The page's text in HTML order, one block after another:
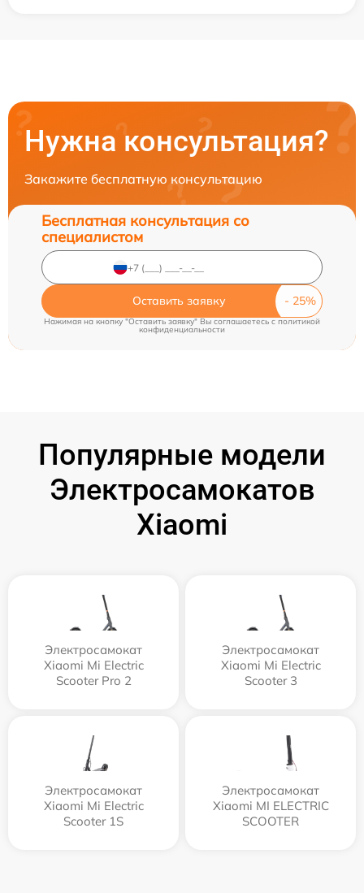
Нужна консультация?
Закажите бесплатную консультацию
Бесплатная консультация со
специалистом
Оставить заявку
Нажимая на кнопку "Оставить заявку" Вы соглашаетесь cполитикой
конфиденциальности
Популярные модели
Электросамокатов
Xiaomi
Электросамокат
Xiaomi Mi Electric
Scooter Pro 2
Электросамокат
Xiaomi Mi Electric
Scooter 3
Электросамокат
Xiaomi Mi Electric
Scooter 1S
Электросамокат
Xiaomi MI ELECTRIC
SCOOTER